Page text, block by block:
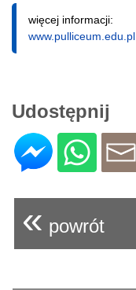
więcej informacji:
www.pulliceum.edu.pl
Udostępnij
« powrót